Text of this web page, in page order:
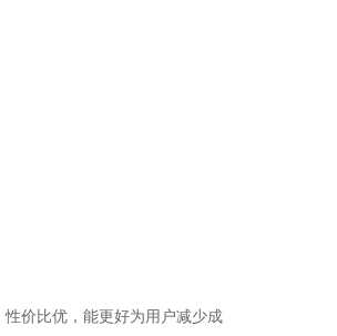
价比优，能更好为用户减少成